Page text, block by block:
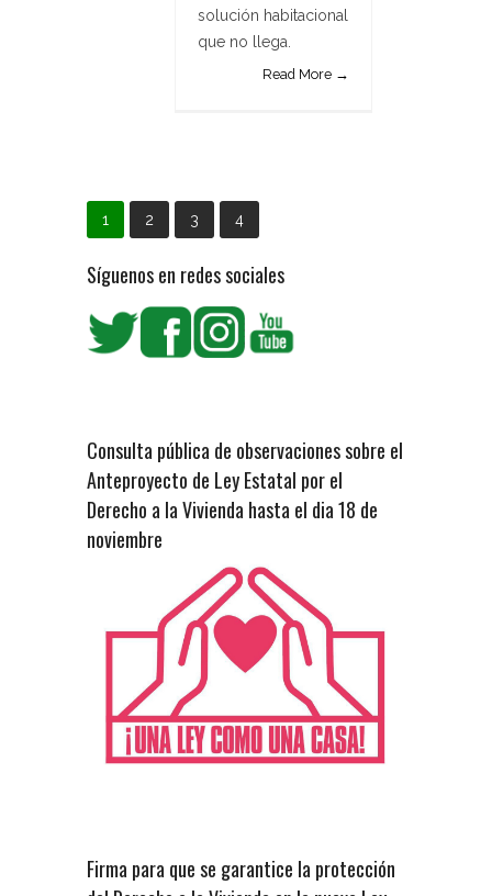
solución habitacional
que no llega.
Read More →
1 2 3 4
Síguenos en redes sociales
Consulta pública de observaciones sobre el
Anteproyecto de Ley Estatal por el
Derecho a la Vivienda hasta el dia 18 de
noviembre
Firma para que se garantice la protección